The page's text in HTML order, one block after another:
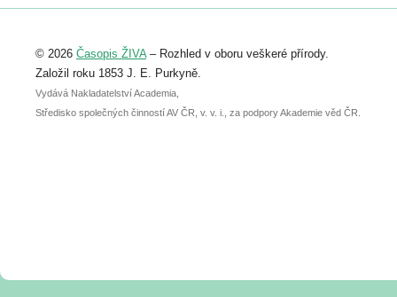
Registrovat se můžete do 6. září.
abstraktu přihlášené přednášky nebo
posteru je už 30. června.
© 2026 Časopis ŽIVA– Rozhled v oboru veškeré přírody.
Založil roku 1853 J. E. Purkyně.
Vydává Nakladatelství Academia,
Středisko společných činností AV ČR, v. v. i., za podpory Akademie věd ČR.